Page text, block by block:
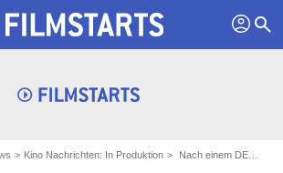
profil search
Kino Nachrichten: In Produktion Nach einem DER Horror-Hypes 2026: Shooting-Star soll es als nächstes mit einem perversen Goblin zu tun bekommen!